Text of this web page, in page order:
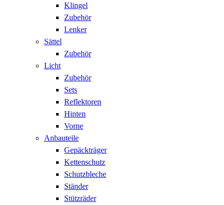
Klingel
Zubehör
Lenker
Sättel
Zubehör
Licht
Zubehör
Sets
Reflektoren
Hinten
Vorne
Anbauteile
Gepäckträger
Kettenschutz
Schutzbleche
Ständer
Stützräder